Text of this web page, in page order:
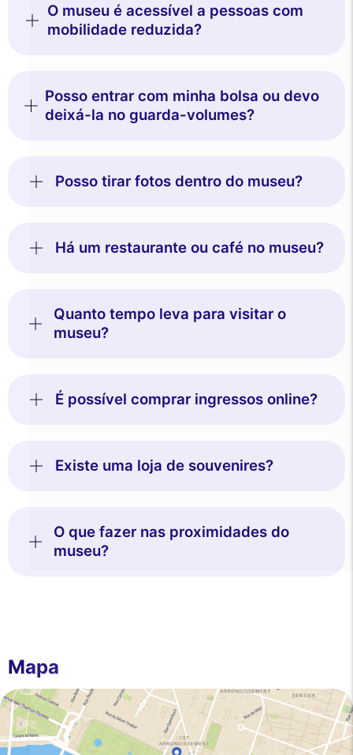
cookies
Utilizamos cookies e os seus dados pessoais para melhorar a sua
O museu é acessível a pessoas com
mobilidade reduzida?
Posso entrar com minha bolsa ou devo
deixá-la no guarda-volumes?
Posso tirar fotos dentro do museu?
Há um restaurante ou café no museu?
Quanto tempo leva para visitar o
museu?
É possível comprar ingressos online?
Existe uma loja de souvenires?
O que fazer nas proximidades do
museu?
Mapa